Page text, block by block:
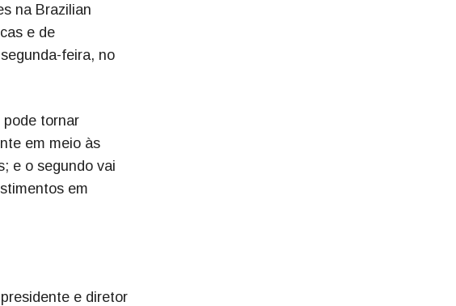
na Brazilian
e de
feira, no
pode tornar
em meio às
e o segundo vai
em
e diretor